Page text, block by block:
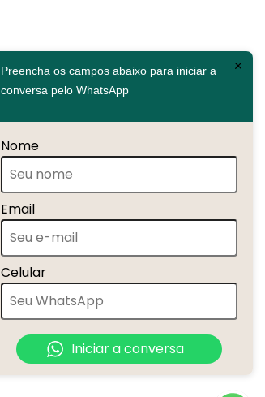
Preencha os campos abaixo para iniciar a
conversa pelo WhatsApp
Nome
Email
Celular
Iniciar a conversa